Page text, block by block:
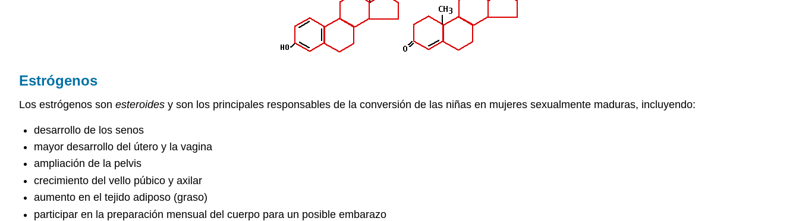
Estrógenos
Los estrógenos son esteroides y son los principales responsables de la conversión de las niñas en mujeres sexualmente maduras, incluyendo:
desarrollo de los senos
mayor desarrollo del útero y la vagina
ampliación de la pelvis
crecimiento del vello púbico y axilar
aumento en el tejido adiposo (graso)
participar en la preparación mensual del cuerpo para un posible embarazo